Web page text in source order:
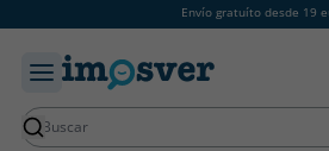
Envío gratuíto desde 19